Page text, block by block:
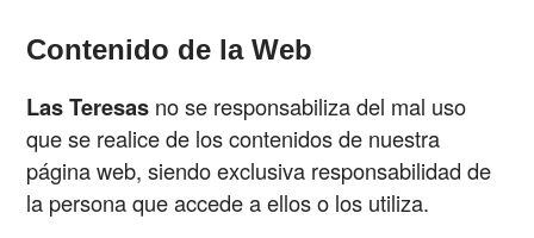
Contenido de la Web
Las Teresas no se responsabiliza del mal uso
que se realice de los contenidos de nuestra
página web, siendo exclusiva responsabilidad de
la persona que accede a ellos o los utiliza.